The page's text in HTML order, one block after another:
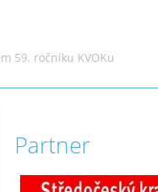
59. ročníku KVOKu
Partner